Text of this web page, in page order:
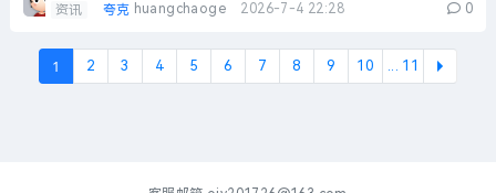
资讯 夸克 huangchaoge 2026-7-4 22:28 0
1 2 3 4 5 6 7 8 9 10 ... 11